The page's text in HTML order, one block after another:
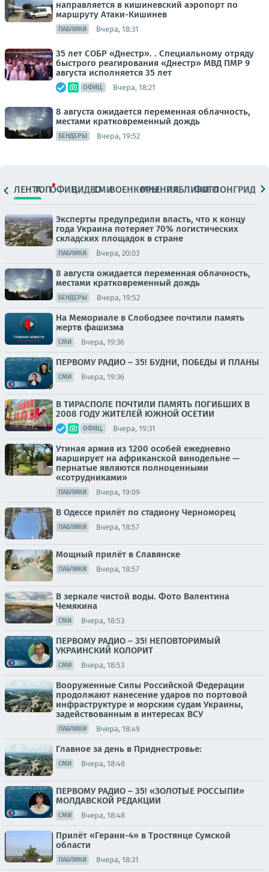
направляется в кишиневский аэропорт по
маршруту Атаки-Кишинев
ПАБЛИКИ Вчера, 18:31
35 лет СОБР «Днестр». . Специальному отряду
быстрого реагирования «Днестр» МВД ПМР 9
августа исполняется 35 лет
ОФИЦ. Вчера, 18:21
8 августа ожидается переменная облачность,
местами кратковременный дождь
БЕНДЕРЫ Вчера, 19:52
ЛЕНТАТОПОФИЦ.ВИДЕОСМИВОЕНКОРЫМНЕНИЯПАБЛИКИ
ФОТОЛОНГРИДЫ
Эксперты предупредили власть, что к концу
года Украина потеряет 70% логистических
складских площадок в стране
ПАБЛИКИ Вчера, 20:03
8 августа ожидается переменная облачность,
местами кратковременный дождь
БЕНДЕРЫ Вчера, 19:52
На Мемориале в Слободзее почтили память
жертв фашизма
СМИ Вчера, 19:36
ПЕРВОМУ РАДИО – 35! БУДНИ, ПОБЕДЫ И ПЛАНЫ
СМИ Вчера, 19:36
В ТИРАСПОЛЕ ПОЧТИЛИ ПАМЯТЬ ПОГИБШИХ В
2008 ГОДУ ЖИТЕЛЕЙ ЮЖНОЙ ОСЕТИИ
ОФИЦ. Вчера, 19:31
Утиная армия из 1200 особей ежедневно
марширует на африканской винодельне —
пернатые являются полноценными
«сотрудниками»
ПАБЛИКИ Вчера, 19:09
В Одессе прилёт по стадиону Черноморец
ПАБЛИКИ Вчера, 18:57
Мощный прилёт в Славянске
ПАБЛИКИ Вчера, 18:57
В зеркале чистой воды. Фото Валентина
Чемякина
СМИ Вчера, 18:53
ПЕРВОМУ РАДИО – 35! НЕПОВТОРИМЫЙ
УКРАИНСКИЙ КОЛОРИТ
СМИ Вчера, 18:53
Вооруженные Силы Российской Федерации
продолжают нанесение ударов по портовой
инфраструктуре и морским судам Украины,
задействованным в интересах ВСУ
ПАБЛИКИ Вчера, 18:49
Главное за день в Приднестровье:
СМИ Вчера, 18:48
ПЕРВОМУ РАДИО – 35! «ЗОЛОТЫЕ РОССЫПИ»
МОЛДАВСКОЙ РЕДАКЦИИ
СМИ Вчера, 18:48
Прилёт «Герани-4» в Тростянце Сумской
области
ПАБЛИКИ Вчера, 18:31